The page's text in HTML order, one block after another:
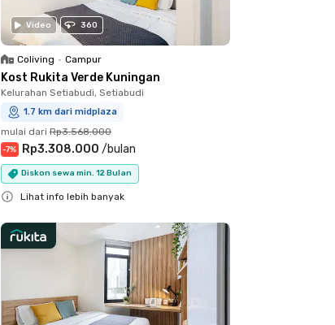
Video 360
Coliving • Campur
Kost Rukita Verde Kuningan
Kelurahan Setiabudi, Setiabudi
1.7 km dari midplaza
mulai dari Rp3.568.000
-7% Rp3.308.000 /bulan
Diskon sewa min. 12 Bulan
Lihat info lebih banyak